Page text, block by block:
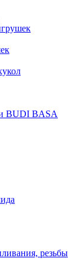
BUDI BASA
резьбы